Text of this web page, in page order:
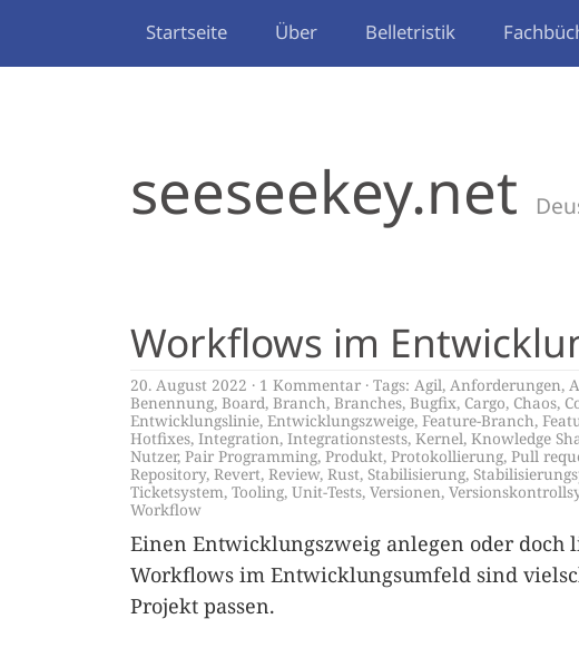
Startseite Über Belletristik
seeseekey.net
Workflows im
20. August 2022 1 Kommentar Tags: Agil, Anforderungen,
Benennung, Board, Branch, Branches, Bugfix, Cargo, Chaos,
Entwicklungslinie, Entwicklungszweige, Feature-Branch,
Hotfixes, Integration, Integrationstests, Kernel, Knowledge
Nutzer, Pair Programming, Produkt, Protokollierung, Pull
Repository, Revert, Review, Rust, Stabilisierung,
Ticketsystem, Tooling, Unit-Tests, Versionen,
Workflow
Einen Entwicklungszweig anlegen oder doch
Workflows im Entwicklungsumfeld sind
Projekt passen.